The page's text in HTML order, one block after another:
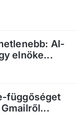
AI-
elnöke...
függőséget